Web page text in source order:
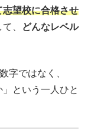
望校に合格させ
、
どんなレベル
字ではなく、
」という一人ひと